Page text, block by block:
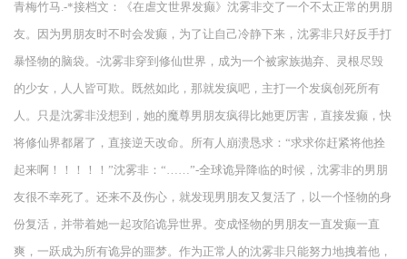
青梅竹马.-*接档文：《在虐文世界发癫》沈雾非交了一个不太正常的男朋
友。因为男朋友时不时会发癫，为了让自己冷静下来，沈雾非只好反手打
暴怪物的脑袋。-沈雾非穿到修仙世界，成为一个被家族抛弃、灵根尽毁
的少女，人人皆可欺。既然如此，那就发疯吧，主打一个发疯创死所有
人。只是沈雾非没想到，她的魔尊男朋友疯得比她更厉害，直接发癫，快
将修仙界都屠了，直接逆天改命。所有人崩溃恳求：“求求你赶紧将他拴
起来啊！！！！！”沈雾非：“……”-全球诡异降临的时候，沈雾非的男朋
友很不幸死了。还来不及伤心，就发现男朋友又复活了，以一个怪物的身
份复活，并带着她一起攻陷诡异世界。变成怪物的男朋友一直发癫一直
爽，一跃成为所有诡异的噩梦。作为正常人的沈雾非只能努力地拽着他，